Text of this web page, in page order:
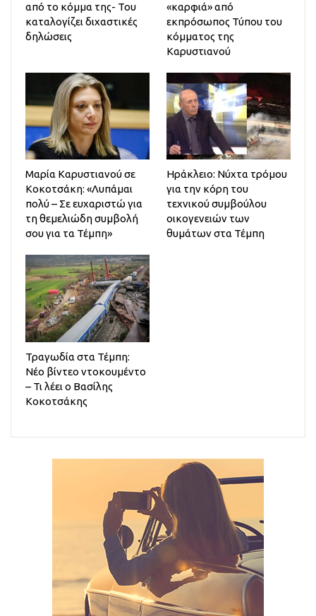
από το κόμμα της- Του
καταλογίζει διχαστικές
δηλώσεις
«καρφιά» από
εκπρόσωπος Τύπου του
κόμματος της
Καρυστιανού
Μαρία Καρυστιανού σε
Κοκοτσάκη: «Λυπάμαι
πολύ – Σε ευχαριστώ για
τη θεμελιώδη συμβολή
σου για τα Τέμπη»
Ηράκλειο: Νύχτα τρόμου
για την κόρη του
τεχνικού συμβούλου
οικογενειών των
θυμάτων στα Τέμπη
Τραγωδία στα Τέμπη:
Νέο βίντεο ντοκουμέντο
– Τι λέει ο Βασίλης
Κοκοτσάκης